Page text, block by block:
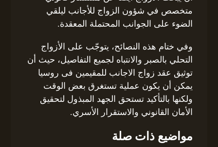
متخصص في شؤون الزواج للأجانب ليلقي
الضوء على الجوانب المحتملة المعقدة.
وفي ختام هذه النصائح، يتوجّب على الأزواج
التحلي بالصبر والانتباه لجميع التفاصيل، حيث أن
توثيق عقد زواج الاجانب للمقيمين فى روسيا
يمكن أن يكون عملية تستغرق بعض الوقت
ولكنها بالتأكيد تستحق الجهد المبذول لتحقيق
الأمان القانوني والاستقرار الأسري.
مواضيع ذات صلة